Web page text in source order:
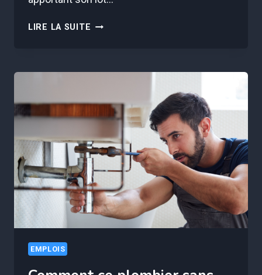
LIRE LA SUITE CETTE
DRASTIQUEMENT
VOS
VOICI
POURQUOI
EMPLOIS